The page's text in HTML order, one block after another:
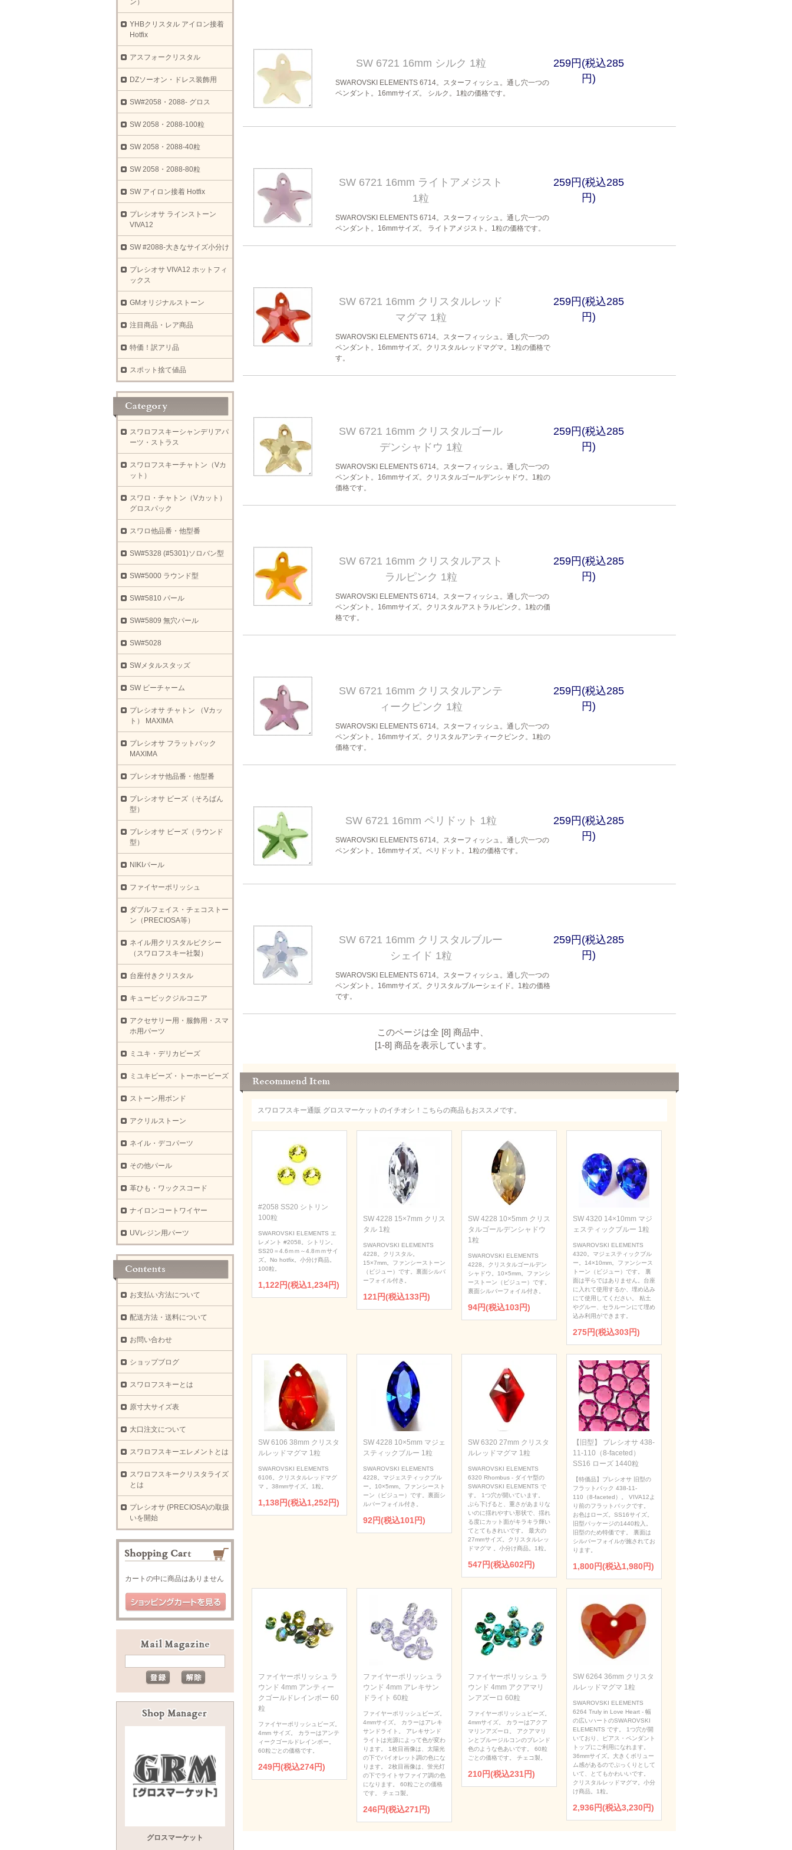
SW 6721 16mm シルク 1粒
SWAROVSKI ELEMENTS 6714。スターフィッシュ。通し穴一つの
ペンダント。16mmサイズ。 シルク。1粒の価格です。
259円(税込285
円)
SW 6721 16mm ライトアメジスト
1粒
SWAROVSKI ELEMENTS 6714。スターフィッシュ。通し穴一つの
ペンダント。16mmサイズ。 ライトアメジスト。1粒の価格です。
259円(税込285
円)
SW 6721 16mm クリスタルレッド
マグマ 1粒
SWAROVSKI ELEMENTS 6714。スターフィッシュ。通し穴一つの
ペンダント。16mmサイズ。クリスタルレッドマグマ。1粒の価格で
す。
259円(税込285
円)
SW 6721 16mm クリスタルゴール
デンシャドウ 1粒
SWAROVSKI ELEMENTS 6714。スターフィッシュ。通し穴一つの
ペンダント。16mmサイズ。クリスタルゴールデンシャドウ。1粒の
価格です。
259円(税込285
円)
SW 6721 16mm クリスタルアスト
ラルピンク 1粒
SWAROVSKI ELEMENTS 6714。スターフィッシュ。通し穴一つの
ペンダント。16mmサイズ。クリスタルアストラルピンク。1粒の価
格です。
259円(税込285
円)
SW 6721 16mm クリスタルアンテ
ィークピンク 1粒
SWAROVSKI ELEMENTS 6714。スターフィッシュ。通し穴一つの
ペンダント。16mmサイズ。クリスタルアンティークピンク。1粒の
価格です。
259円(税込285
円)
SW 6721 16mm ペリドット 1粒
SWAROVSKI ELEMENTS 6714。スターフィッシュ。通し穴一つの
ペンダント。16mmサイズ。ペリドット。1粒の価格です。
259円(税込285
円)
SW 6721 16mm クリスタルブルー
シェイド 1粒
SWAROVSKI ELEMENTS 6714。スターフィッシュ。通し穴一つの
ペンダント。16mmサイズ。クリスタルブルーシェイド。1粒の価格
です。
259円(税込285
円)
このページは全 [8] 商品中、
[1-8] 商品を表示しています。
スワロフスキー通販 グロスマーケットのイチオシ！こちらの商品もおススメです。
#2058 SS20 シトリン
100粒
SWAROVSKI ELEMENTS エ
レメント #2058。シトリン。
SS20＝4.6ｍｍ～4.8ｍｍサイ
ズ。No hotfix。小分け商品。
100粒。
1,122円(税込1,234円)
SW 4228 15×7mm クリス
タル 1粒
SWAROVSKI ELEMENTS
4228。クリスタル。
15×7mm。ファンシーストーン
（ビジュー）です。裏面シルバ
ーフォイル付き。
121円(税込133円)
SW 4228 10×5mm クリス
タルゴールデンシャドウ
1粒
SWAROVSKI ELEMENTS
4228。クリスタルゴールデン
シャドウ。10×5mm。ファンシ
ーストーン（ビジュー）です。
裏面シルバーフォイル付き。
94円(税込103円)
SW 4320 14×10mm マジ
ェスティックブルー 1粒
SWAROVSKI ELEMENTS
4320。マジェスティックブル
ー。14×10mm。ファンシース
トーン（ビジュー）です。 裏
面は平らではありません。台座
に入れて使用するか、埋め込み
にて使用してください。 粘土
やグルー、セラルーンにて埋め
込み利用ができます。
275円(税込303円)
SW 6106 38mm クリスタ
ルレッドマグマ 1粒
SWAROVSKI ELEMENTS
6106。クリスタルレッドマグ
マ 。38mmサイズ。1粒。
1,138円(税込1,252円)
SW 4228 10×5mm マジェ
スティックブルー 1粒
SWAROVSKI ELEMENTS
4228。マジェスティックブル
ー。10×5mm。ファンシースト
ーン（ビジュー）です。裏面シ
ルバーフォイル付き。
92円(税込101円)
SW 6320 27mm クリスタ
ルレッドマグマ 1粒
SWAROVSKI ELEMENTS
6320 Rhombus - ダイヤ型の
SWAROVSKI ELEMENTS で
す。 1つ穴が開いています。
ぶら下げると、重さがあまりな
いのに揺れやすい形状で、揺れ
る度にカット面がキラキラ輝い
てとてもきれいです。 最大の
27mmサイズ。クリスタルレッ
ドマグマ 。小分け商品。1粒。
547円(税込602円)
【旧型】 プレシオサ 438-
11-110（8-faceted）
SS16 ローズ 1440粒
【特価品】プレシオサ 旧型の
フラットバック 438-11-
110（8-faceted）。 VIVA12よ
り前のフラットバックです。
お色はローズ。SS16サイズ。
旧型パッケージの1440粒入。
旧型のため特価です。 裏面は
シルバーフォイルが施されてお
ります。
1,800円(税込1,980円)
ファイヤーポリッシュ ラ
ウンド 4mm アンティー
クゴールドレインボー 60
粒
ファイヤーポリッシュビーズ。
4mm サイズ。 カラーはアンテ
ィークゴールドレインボー。
60粒ごとの価格です。
249円(税込274円)
ファイヤーポリッシュ ラ
ウンド 4mm アレキサン
ドライト 60粒
ファイヤーポリッシュビーズ。
4mmサイズ。 カラーはアレキ
サンドライト。 アレキサンド
ライトは光源によって色が変わ
ります。 1枚目画像は、太陽光
の下でバイオレット調の色にな
ります。 2枚目画像は、蛍光灯
の下でライトサファイア調の色
になります。 60粒ごとの価格
です。 チェコ製。
246円(税込271円)
ファイヤーポリッシュ ラ
ウンド 4mm アクアマリ
ンアズーロ 60粒
ファイヤーポリッシュビーズ。
4mmサイズ。 カラーはアクア
マリンアズーロ。 アクアマリ
ンとブルージルコンのブレンド
色のような色あいです。 60粒
ごとの価格です。 チェコ製。
210円(税込231円)
SW 6264 36mm クリスタ
ルレッドマグマ 1粒
SWAROVSKI ELEMENTS
6264 Truly in Love Heart - 幅
の広いハートのSWAROVSKI
ELEMENTS です。 1つ穴が開
いており、ピアス・ペンダント
トップにご利用になれます。
36mmサイズ。大きくボリュー
ム感があるのでぷっくりとして
いて、とてもかわいいです。
クリスタルレッドマグマ。小分
け商品。1粒。
2,936円(税込3,230円)
ン）
YHBクリスタル アイロン接着
Hotfix
アスフォークリスタル
DZソーオン・ドレス装飾用
SW#2058・2088- グロス
SW 2058・2088-100粒
SW 2058・2088-40粒
SW 2058・2088-80粒
SW アイロン接着 Hotfix
プレシオサ ラインストーン
VIVA12
SW #2088-大きなサイズ小分け
プレシオサ VIVA12 ホットフィ
ックス
GMオリジナルストーン
注目商品・レア商品
特価！訳アリ品
スポット捨て値品
スワロフスキーシャンデリアパ
ーツ・ストラス
スワロフスキーチャトン（Vカ
ット）
スワロ・チャトン（Vカット）
グロスパック
スワロ他品番・他型番
SW#5328 (#5301)ソロバン型
SW#5000 ラウンド型
SW#5810 パール
SW#5809 無穴パール
SW#5028
SWメタルスタッズ
SW ビーチャーム
プレシオサ チャトン （Vカッ
ト） MAXIMA
プレシオサ フラットバック
MAXIMA
プレシオサ他品番・他型番
プレシオサ ビーズ（そろばん
型）
プレシオサ ビーズ（ラウンド
型）
NIKIパール
ファイヤーポリッシュ
ダブルフェイス・チェコストー
ン（PRECIOSA等）
ネイル用クリスタルピクシー
（スワロフスキー社製）
台座付きクリスタル
キュービックジルコニア
アクセサリー用・服飾用・スマ
ホ用パーツ
ミユキ・デリカビーズ
ミユキビーズ・トーホービーズ
ストーン用ボンド
アクリルストーン
ネイル・デコパーツ
その他パール
革ひも・ワックスコード
ナイロンコートワイヤー
UVレジン用パーツ
お支払い方法について
配送方法・送料について
お問い合わせ
ショップブログ
スワロフスキーとは
原寸大サイズ表
大口注文について
スワロフスキーエレメントとは
スワロフスキークリスタライズ
とは
プレシオサ (PRECIOSA)の取扱
いを開始
カートの中に商品はありません
グロスマーケット